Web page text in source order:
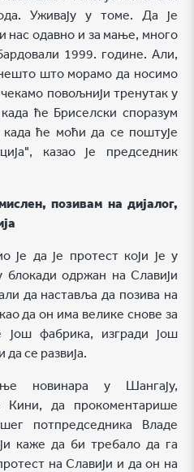
Уживају у томе. Да је
нас одавно и за мање, много
1999. године. Али,
што морамо да носимо
повољнији тренутак у
ће Бриселски споразум
ће моћи да се поштује
казао је председник
позивам на дијалог,
је да је протест који је у
блокади одржан на Славији
да наставља да позива на
да он има велике снове за
фабрика, изгради још
да се развија.
новинара у Шангају,
Кини, да прокоментарише
потпредседника Владе
каже да би требало да га
на Славији и да он на